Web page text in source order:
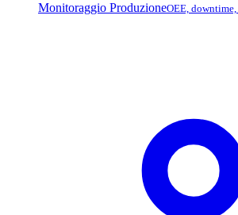
Monitoraggio ProduzioneOEE,